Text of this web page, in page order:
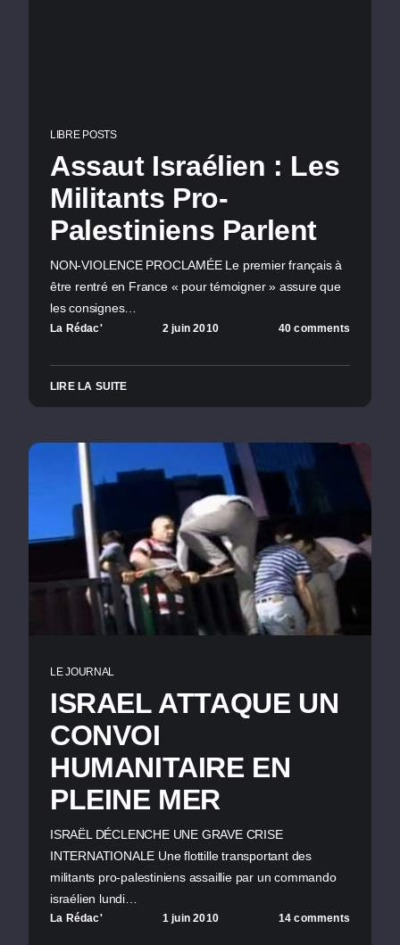
LIBRE POSTS
Assaut Israélien : Les
Militants Pro-
Palestiniens Parlent
NON-VIOLENCE PROCLAMÉE Le premier français à
être rentré en France « pour témoigner » assure que
les consignes…
La Rédac' 2 juin 2010 40 comments
LIRE LA SUITE
LE JOURNAL
ISRAEL ATTAQUE UN
CONVOI
HUMANITAIRE EN
PLEINE MER
ISRAËL DÉCLENCHE UNE GRAVE CRISE
INTERNATIONALE Une flottille transportant des
militants pro-palestiniens assaillie par un commando
israélien lundi…
La Rédac' 1 juin 2010 14 comments